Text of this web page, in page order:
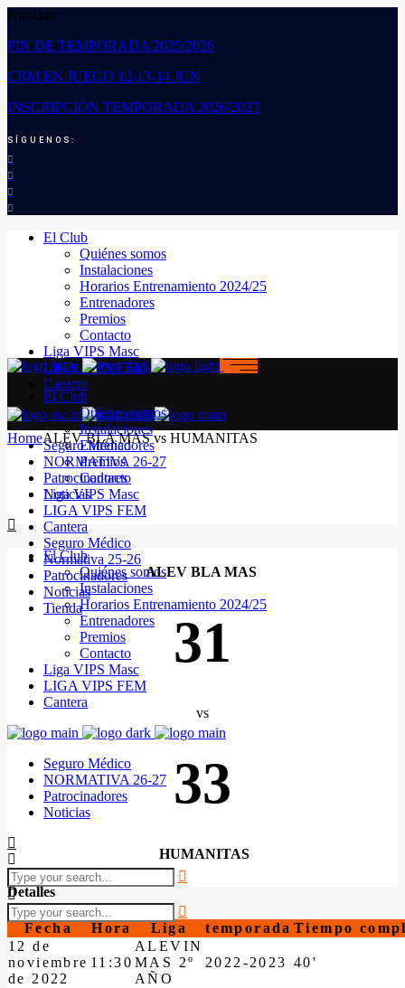
Noticias:
FIN DE TEMPORADA 2025/2026
CBM EN JUEGO 12-13-14 JUN
INSCRIPCIÓN TEMPORADA 2026/2027
SÍGUENOS:
El Club
Quiénes somos
Instalaciones
Horarios Entrenamiento 2024/25
Entrenadores
Premios
Contacto
Liga VIPS Masc
LIGA VIPS FEM
Cantera
Seguro Médico
NORMATIVA 26-27
Patrocinadores
Noticias
El Club
Quiénes somos
Instalaciones
Horarios Entrenamiento 2024/25
Entrenadores
Premios
Contacto
Liga VIPS Masc
LIGA VIPS FEM
Cantera
Seguro Médico
NORMATIVA 26-27
Patrocinadores
Noticias
El Club
Quiénes somos
Instalaciones
Entrenadores
Premios
Contacto
Liga VIPS Masc
LIGA VIPS FEM
Cantera
Seguro Médico
Normativa 25-26
Patrocinadores
Noticias
Tienda
HomeALEV BLA MAS vs HUMANITAS
ALEV BLA MAS
31
vs
33
HUMANITAS
Detalles
Fecha Hora Liga temporada Tiempo
12 de
noviembre
de 2022
11:30
ALEVIN
MAS 2º
AÑO
2022-2023 40'